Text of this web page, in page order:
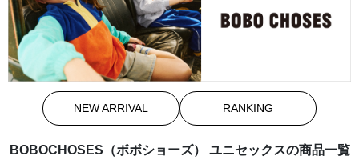
NEW ARRIVAL RANKING
BOBOCHOSES（ボボショーズ） ユニセックスの商品一覧